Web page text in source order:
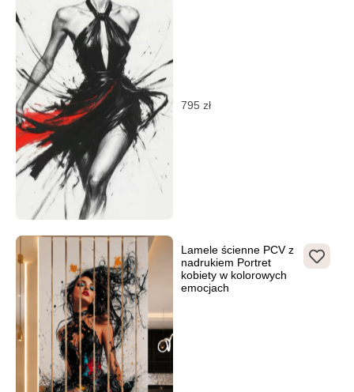
795 zł
Lamele ścienne PCV z
nadrukiem Portret
kobiety w kolorowych
emocjach